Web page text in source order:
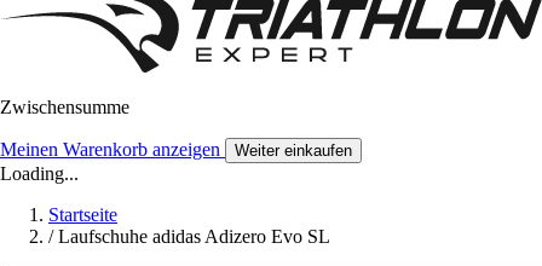
Zwischensumme
Meinen Warenkorb anzeigen Weiter einkaufen
Loading...
Startseite
/ Laufschuhe adidas Adizero Evo SL